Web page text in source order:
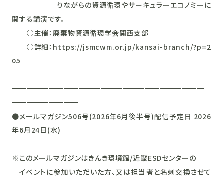
りながらの資源循環やサーキュラーエコノミーに
関する講演です。
○主催：廃棄物資源循環学会関西支部
○詳細：https://jsmcwm.or.jp/kansai-branch/?p=2
05
━━━━━━━━━━━━━━━━━━━━━━━━━━
━━━━━━━━━
●メールマガジン506号(2026年6月後半号)配信予定日 2026
年6月24日(水)
※このメールマガジンはきんき環境館/近畿ESDセンターの
イベントに参加いただいた方、又は担当者と名刺交換させて